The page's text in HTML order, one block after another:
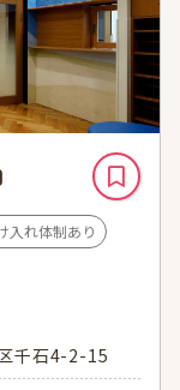
入れ体制あり
千石4-2-15